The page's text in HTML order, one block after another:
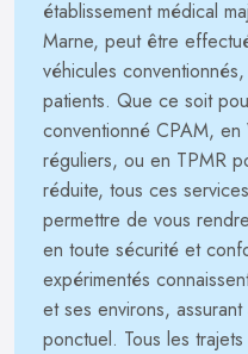
établissement médical
Marne, peut être
véhicules
patients. Que ce soit
conventionné CPAM,
réguliers, ou en TPMR
réduite, tous ces
permettre de vous
en toute sécurité et
expérimentés
et ses environs,
ponctuel. Tous les